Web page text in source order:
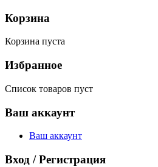
Корзина
Корзина пуста
Избранное
Список товаров пуст
Ваш аккаунт
Ваш аккаунт
Вход / Регистрация